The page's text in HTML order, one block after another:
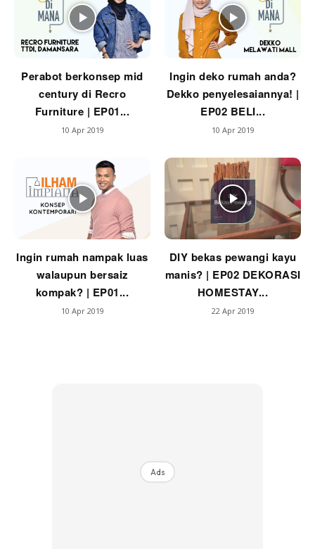
Perabot berkonsep mid
century di Recro
Furniture | EP01...
10 Apr 2019
Ingin deko rumah anda?
Dekko penyelesaiannya! |
EP02 BELI...
10 Apr 2019
Ingin rumah nampak luas
walaupun bersaiz
kompak? | EP01...
10 Apr 2019
DIY bekas pewangi kayu
manis? | EP02 DEKORASI
HOMESTAY...
22 Apr 2019
Ads